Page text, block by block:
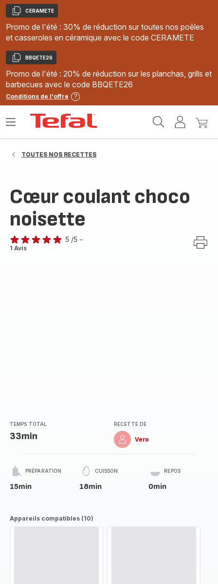
Copier
CERAMETE
Promo de l'été : 30% de réduction sur toutes nos poêles
et casseroles en céramique avec le code CERAMETE
Copier
BBQETE26
Promo de l'été : 20% de réduction sur les planchas, grills et
barbecues avec le code BBQETE26
Conditions de l'offre
MonMon
Ouvrir
TOUTES NOS RECETTES
Cœur coulant choco
noisette
Avis
5 /5 -
1 Avis
TEMPS TOTAL
33min
RECETTE DE
Vero
PRÉPARATION
15min
CUISSON
18min
REPOS
0min
Appareils compatibles (10)